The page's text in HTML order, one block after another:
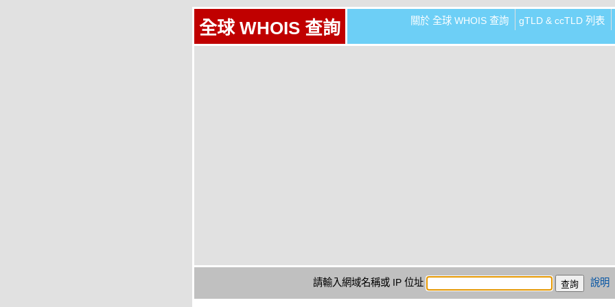
全球 WHOIS 查詢 關於 全球 WHOIS 查詢 gTLD & ccTLD 列表
請輸入網域名稱或 IP 位址 說明